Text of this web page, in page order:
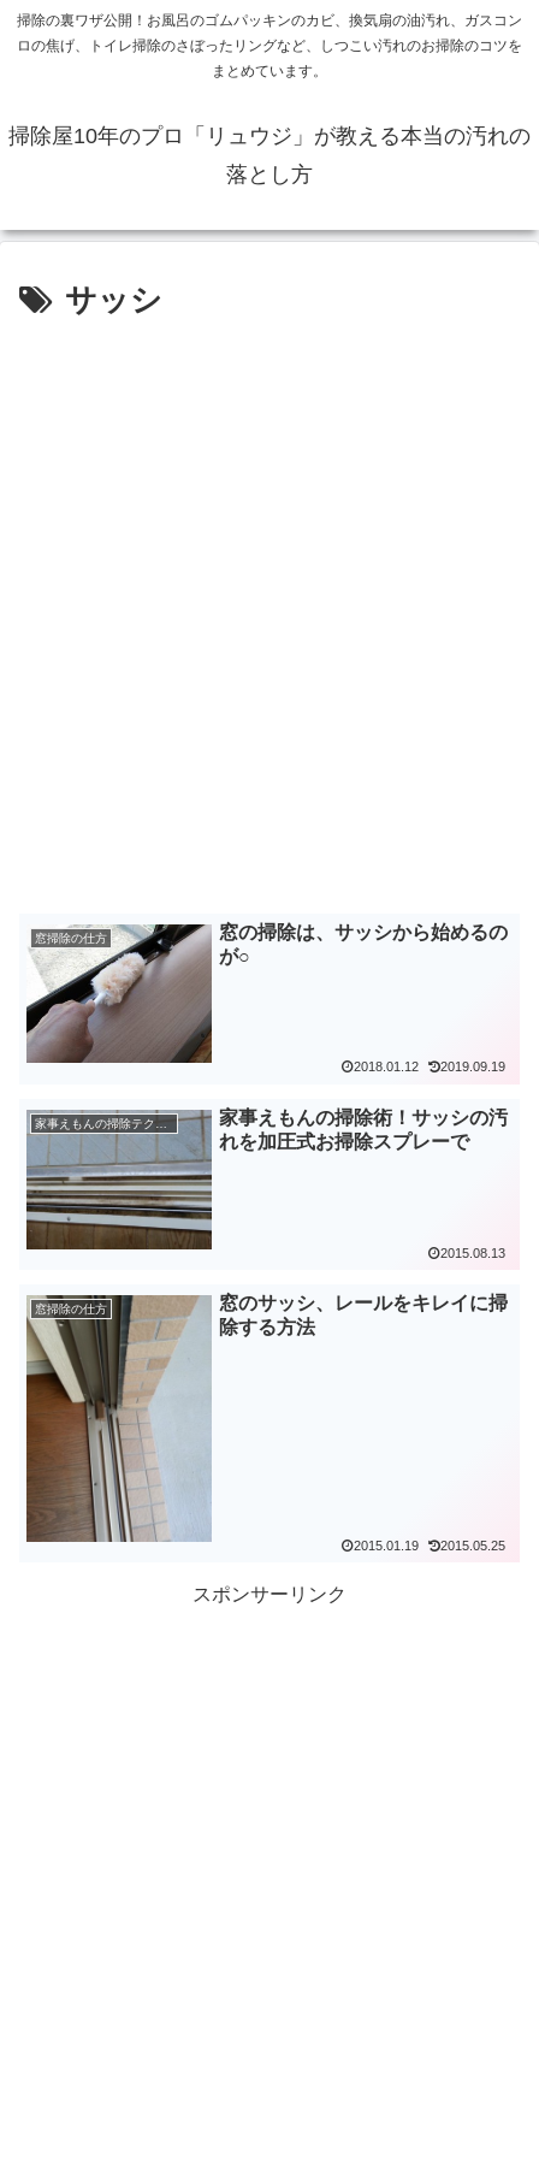
掃除の裏ワザ公開！お風呂のゴムパッキンのカビ、換気扇の油汚れ、ガスコン
ロの焦げ、トイレ掃除のさぼったリングなど、しつこい汚れのお掃除のコツを
まとめています。
掃除屋10年のプロ「リュウジ」が教える本当の汚れの
落とし方
サッシ
窓掃除の仕方
窓の掃除は、サッシから始めるの
が○
2018.01.12 2019.09.19
家事えもんの掃除テクニック
家事えもんの掃除術！サッシの汚
れを加圧式お掃除スプレーで
2015.08.13
窓掃除の仕方
窓のサッシ、レールをキレイに掃
除する方法
2015.01.19 2015.05.25
スポンサーリンク